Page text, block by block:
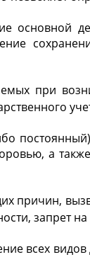
основной
при
а
причин,
запрет
всех видов